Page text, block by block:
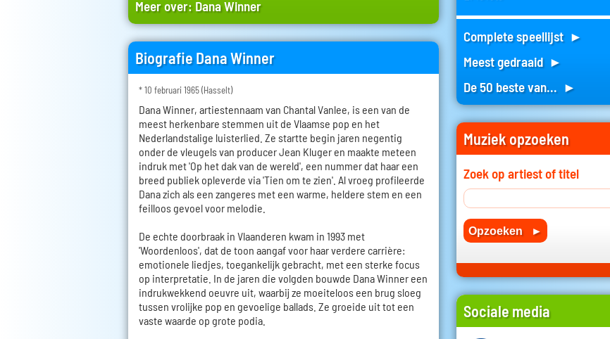
Meer over: Dana Winner
Biografie Dana Winner
* 10 februari 1965 (Hasselt)
Dana Winner, artiestennaam van Chantal Vanlee, is een van de
meest herkenbare stemmen uit de Vlaamse pop en het
Nederlandstalige luisterlied. Ze startte begin jaren negentig
onder de vleugels van producer Jean Kluger en maakte meteen
indruk met 'Op het dak van de wereld', een nummer dat haar een
breed publiek opleverde via 'Tien om te zien'. Al vroeg profileerde
Dana zich als een zangeres met een warme, heldere stem en een
feilloos gevoel voor melodie.
De echte doorbraak in Vlaanderen kwam in 1993 met
'Woordenloos', dat de toon aangaf voor haar verdere carrière:
emotionele liedjes, toegankelijk gebracht, met een sterke focus
op interpretatie. In de jaren die volgden bouwde Dana Winner een
indrukwekkend oeuvre uit, waarbij ze moeiteloos een brug sloeg
tussen vrolijke pop en gevoelige ballads. Ze groeide uit tot een
vaste waarde op grote podia.
Complete speellijst ►
Meest gedraaid ►
De 50 beste van... ►
Muziek opzoeken
Zoek op artiest of titel
Sociale media